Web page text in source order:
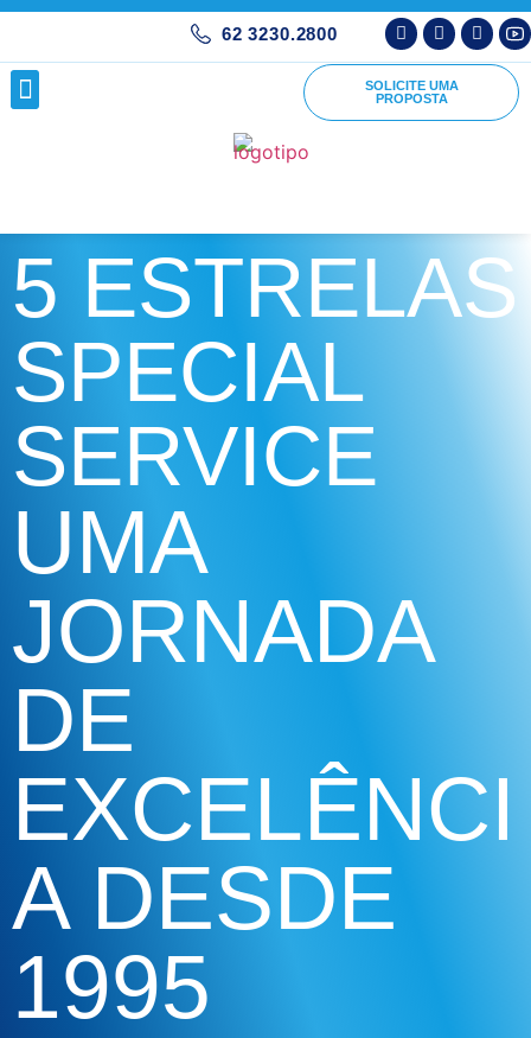
62 3230.2800
SOLICITE UMA
PROPOSTA
5 ESTRELAS
SPECIAL
SERVICE
UMA
JORNADA
DE
EXCELÊNCI
A DESDE
1995